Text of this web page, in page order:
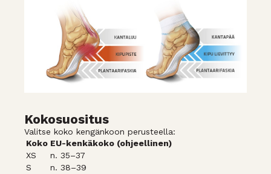
Kokosuositus
Valitse koko kengänkoon perusteella:
Koko EU-kenkäkoko (ohjeellinen)
XS
n. 35–37
S
n. 38–39